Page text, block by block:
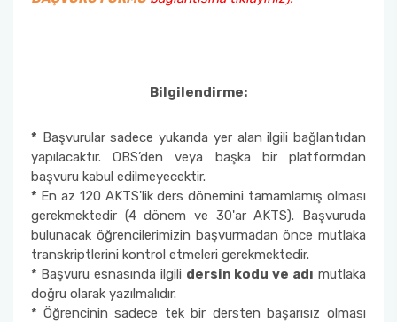
Bilgilendirme:
* Başvurular sadece yukarıda yer alan ilgili bağlantıdan
yapılacaktır. OBS’den veya başka bir platformdan
başvuru kabul edilmeyecektir.
* En az 120 AKTS'lik ders dönemini tamamlamış olması
gerekmektedir (4 dönem ve 30'ar AKTS). Başvuruda
bulunacak öğrencilerimizin başvurmadan önce mutlaka
transkriptlerini kontrol etmeleri gerekmektedir.
* Başvuru esnasında ilgili dersin kodu ve adı mutlaka
doğru olarak yazılmalıdır.
* Öğrencinin sadece tek bir dersten başarısız olması